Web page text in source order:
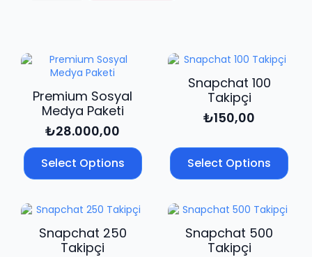
adet
Premium Sosyal
Medya Paketi
₺28.000,00
Select Options
Snapchat 100
Takipçi
₺150,00
Select Options
Snapchat 250
Takipçi
Snapchat 500
Takipçi